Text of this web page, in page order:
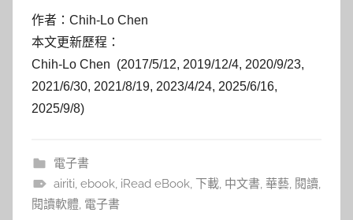
作者：Chih-Lo Chen
本文更新歷程：
Chih-Lo Chen (2017/5/12, 2019/12/4, 2020/9/23,
2021/6/30, 2021/8/19, 2023/4/24, 2025/6/16,
2025/9/8)
電子書
airiti ebook, iRead eBook, 下載, 中文書 華藝, 閱讀
閱讀軟體 電子書